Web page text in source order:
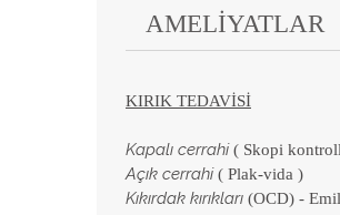
AMELİYATLAR
KIRIK TEDAVİSİ
Kapalı cerrahi( Skopi
Açık cerrahi( Plak-vida )
Kıkırdak kırıkları (OCD) -